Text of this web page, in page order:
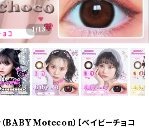
1/13
BABY Motecon）【ベイビーチョコ